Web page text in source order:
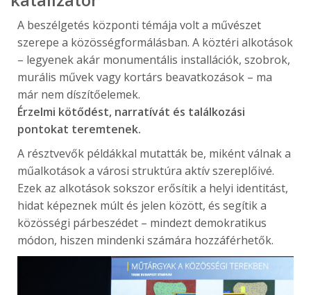
A beszélgetés központi témája volt a művészet
szerepe a közösségformálásban. A köztéri alkotások
– legyenek akár monumentális installációk, szobrok,
murális művek vagy kortárs beavatkozások – ma
már nem díszítőelemek.
Érzelmi kötődést, narratívát és találkozási
pontokat teremtenek.
A résztvevők példákkal mutatták be, miként válnak a
műalkotások a városi struktúra aktív szereplőivé.
Ezek az alkotások sokszor erősítik a helyi identitást,
hidat képeznek múlt és jelen között, és segítik a
közösségi párbeszédet – mindezt demokratikus
módon, hiszen mindenki számára hozzáférhetők.